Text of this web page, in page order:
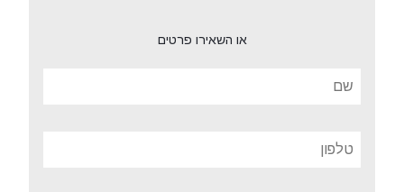
או השאירו פרטים